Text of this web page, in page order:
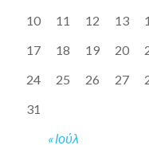
« Ιούλ
10
11 12 13
17
18 19 20
24
25 26 27
31